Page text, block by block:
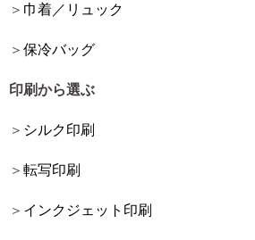
巾着／リュック
保冷バッグ
印刷から選ぶ
シルク印刷
転写印刷
インクジェット印刷